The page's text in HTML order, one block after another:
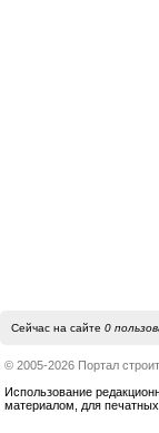
Сейчас на сайте 0
© 2005-2026 Портал
Использование
материалом, для